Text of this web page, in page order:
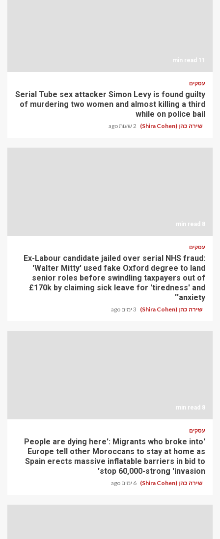
11 min read
עסקים
Serial Tube sex attacker Simon Levy is found guilty
of murdering two women and almost killing a third
while on police bail
שירה כהן (Shira Cohen) 2 שעות ago
8 min read
עסקים
Ex-Labour candidate jailed over serial NHS fraud:
'Walter Mitty' used fake Oxford degree to land
senior roles before swindling taxpayers out of
£170k by claiming sick leave for 'tiredness' and
'anxiety'
שירה כהן (Shira Cohen) 3 ימים ago
8 min read
עסקים
'People are dying here': Migrants who broke into
Europe tell other Moroccans to stay at home as
Spain erects massive inflatable barriers in bid to
stop 60,000-strong 'invasion'
שירה כהן (Shira Cohen) 6 ימים ago